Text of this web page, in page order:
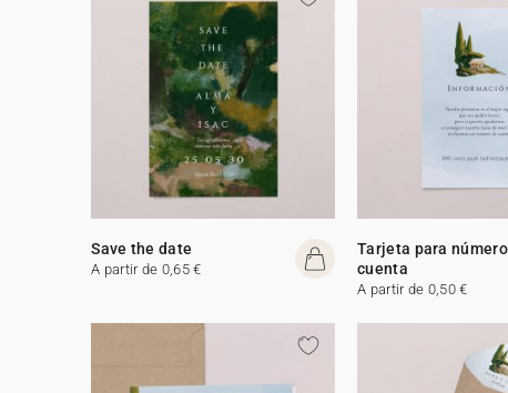
Save the date
A partir de 0,65 €
Tarjeta para
cuenta
A partir de 0,50 €